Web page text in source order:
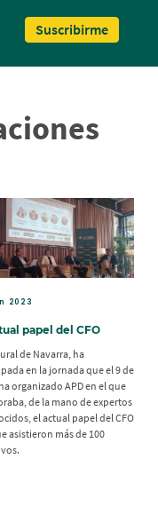
Suscribirme
2023
papel del CFO
de Navarra, ha
en la jornada que el 9 de
organizado APD en el que
de la mano de expertos
el actual papel del CFO
asistieron más de 100